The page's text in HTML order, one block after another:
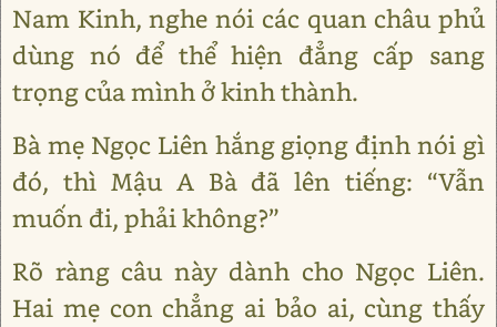
Nam Kinh, nghe nói các quan châu phủ
dùng nó để thể hiện đẳng cấp sang
trọng của mình ở kinh thành.
Bà mẹ Ngọc Liên hắng giọng định nói gì
đó, thì Mậu A Bà đã lên tiếng: “Vẫn
muốn đi, phải không?”
Rõ ràng câu này dành cho Ngọc Liên.
Hai mẹ con chẳng ai bảo ai, cùng thấy